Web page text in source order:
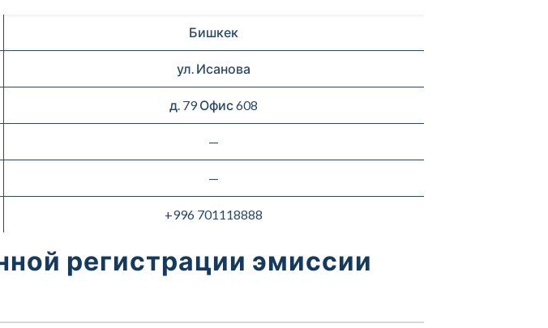
Бишкек
ул. Исанова
д. 79 Офис 608
—
—
+996 701118888
регистрации эмиссии